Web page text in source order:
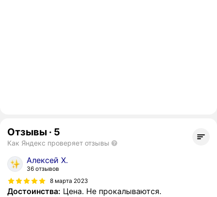
Отзывы · 5
Как Яндекс проверяет отзывы
Алексей Х.
36 отзывов
8 марта 2023
Достоинства: Цена. Не прокалываются.